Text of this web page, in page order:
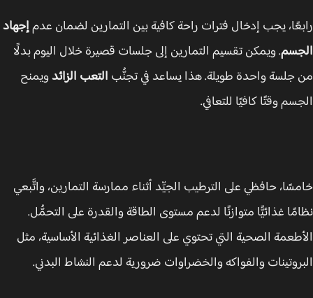
يجب إدخال فترات راحة كافية بين التمارين لضمان عدمإجهاد
. ويمكن تقسيم التمارين إلى جلسات قصيرة خلال اليوم بدلًا
واحدة طويلة. هذا يساعد في تجنُّبالتعب الزائدويمنح
وقتًا كافيًا للتعافي.
حافظي على الترطيب الجيِّد أثناء ممارسة التمارين، واتَّبعي
غذائيًّا متوازنًا لدعم مستوى الطاقة والقدرة على التحمُّل.
الصحية التي تحتوي على العناصر الغذائية الأساسية، مثل
والفواكه والخضراوات ضرورية لدعم النشاط البدني.